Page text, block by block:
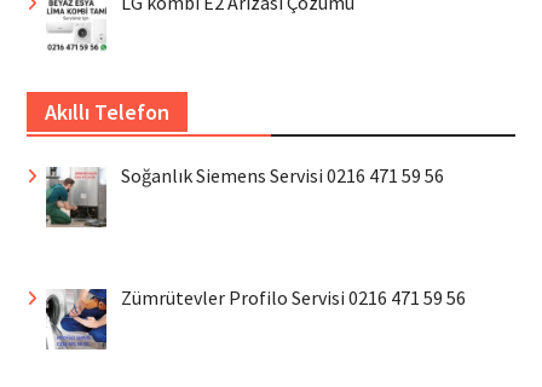
Akıllı Telefon
Soğanlık Siemens Servisi 0216 471 59 56
Zümrütevler Profilo Servisi 0216 471 59 56